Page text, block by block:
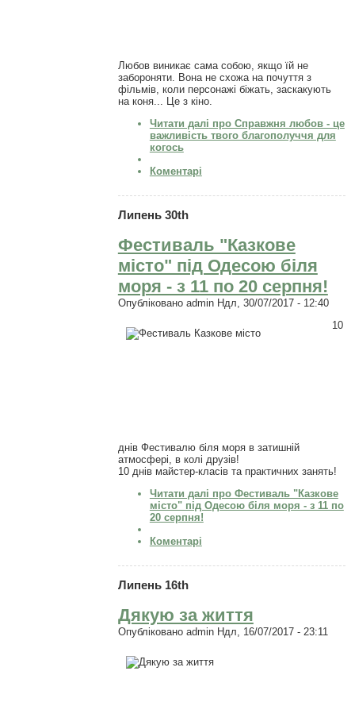
Любов виникає сама собою, якщо їй не
забороняти. Вона не схожа на почуття з
фільмів, коли персонажі біжать, заскакують
на коня... Це з кіно.
Читати далі про Справжня любов - це
важливість твого благополуччя для
когось
Коментарі
Липень 30th
Фестиваль "Казкове
місто" під Одесою біля
моря - з 11 по 20 серпня!
Опубліковано adminНдл, 30/07/2017 - 12:40
10
днів Фестивалю біля моря в затишній
атмосфері, в колі друзів!
10 днів майстер-класів та практичних занять!
Читати далі про Фестиваль "Казкове
місто" під Одесою біля моря - з 11 по
20 серпня!
Коментарі
Липень 16th
Дякую за життя
Опубліковано adminНдл, 16/07/2017 - 23:11